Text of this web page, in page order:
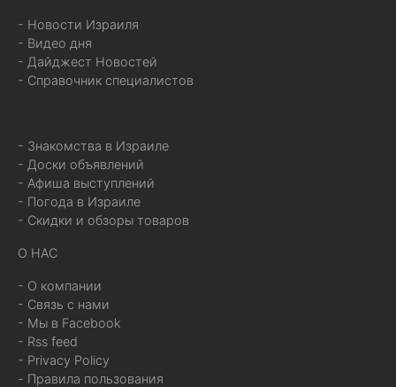
- Новости Израиля
- Видео дня
- Дайджест Новостей
- Справочник специалистов
- Знакомства в Израиле
- Доски объявлений
- Афиша выступлений
- Погода в Израиле
- Скидки и обзоры товаров
О НАС
- О компании
- Связь с нами
- Мы в Facebook
- Rss feed
- Privacy Policy
- Правила пользования